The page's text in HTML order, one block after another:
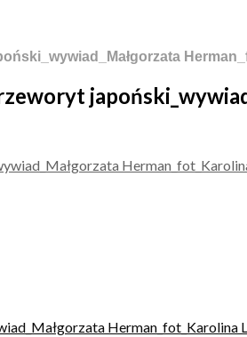
Herman_fot_Karolina